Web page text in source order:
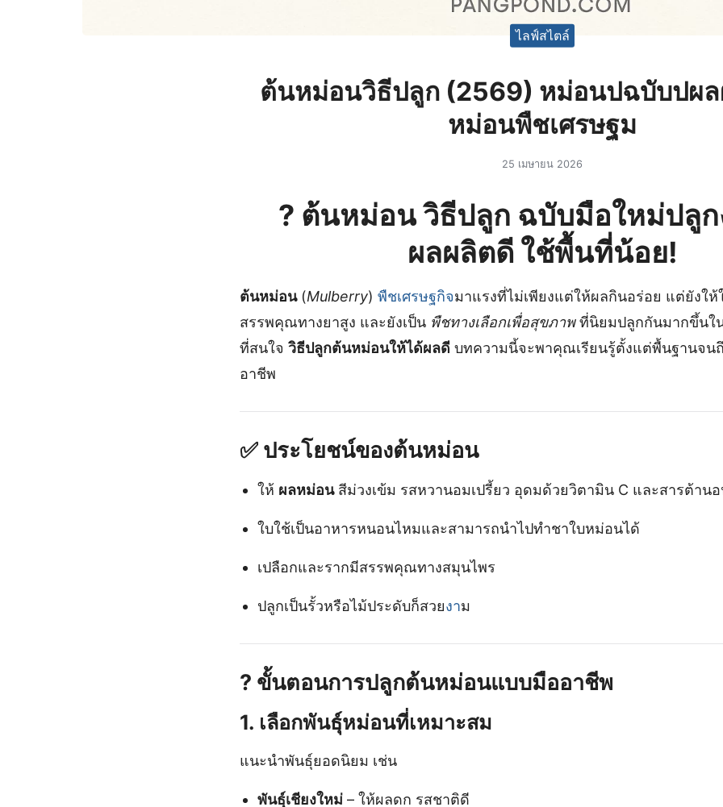
ไลฟ์สไตล์
ต้นหม่อนวิธีปลูก (2569) หม่อนปฉบับปผ
หม่อนพืชเศรษฐม
25 เมษายน 2026
? ต้นหม่อน วิธีปลูก ฉบับมือใหม่ปลูก
ผลผลิตดี ใช้พื้นที่น้อย!
ต้นหม่อน(Mulberry) พืชเศรษฐกิจมาแรงที่ไม่เพียงแต่ให้ผลกินอร่อย แต่ยังให้
สรรพคุณทางยาสูง และยังเป็น พืชทางเลือกเพื่อสุขภาพที่นิยมปลูกกันมากขึ้นใ
ที่สนใจ วิธีปลูกต้นหม่อนให้ได้ผลดี บทความนี้จะพาคุณเรียนรู้ตั้งแต่พื้นฐานจน
อาชีพ
✅ ประโยชน์ของต้นหม่อน
ให้ ผลหม่อนสีม่วงเข้ม รสหวานอมเปรี้ยว อุดมด้วยวิตามิน C และสารต้าน
ใบใช้เป็นอาหารหนอนไหมและสามารถนำไปทำชาใบหม่อนได้
เปลือกและรากมีสรรพคุณทางสมุนไพร
ปลูกเป็นรั้วหรือไม้ประดับก็สวยงาม
? ขั้นตอนการปลูกต้นหม่อนแบบมืออาชีพ
1. เลือกพันธุ์หม่อนที่เหมาะสม
แนะนำพันธุ์ยอดนิยม เช่น
พันธุ์เชียงใหม่– ให้ผลดก รสชาติดี